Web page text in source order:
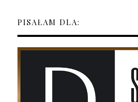
PISAŁAM DLA: